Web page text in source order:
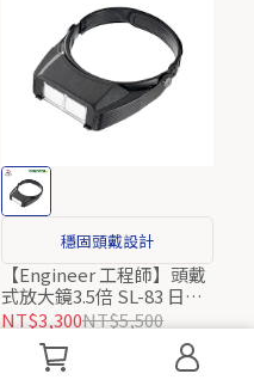
穩固頭戴設計
【Engineer 工程師】頭戴
式放大鏡3.5倍 SL-83 日本
製
NT$3,300NT$5,500
加入購物車